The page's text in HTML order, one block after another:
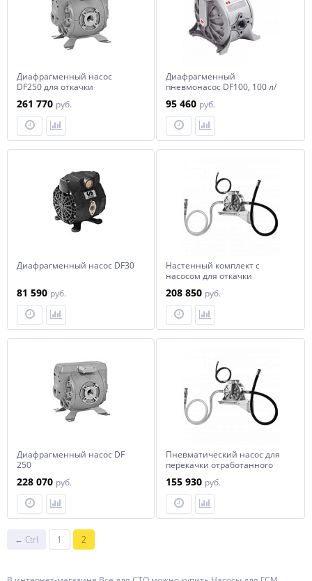
Диафрагменный насос
DF250 для откачки
261 770 руб.
Диафрагменный
пневмонасос DF100, 100 л/
Антифриз
95 460 руб.
Диафрагменный насос DF30
81 590 руб.
Настенный комплект с
насосом для откачки
208 850 руб.
Диафрагменный насос DF
250
228 070 руб.
Пневматический насос для
перекачки отработанного
155 930 руб.
← Ctrl 1 2